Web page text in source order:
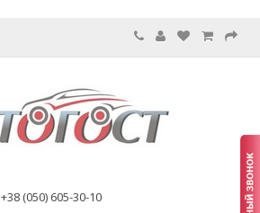
+38 (050) 605-30-10